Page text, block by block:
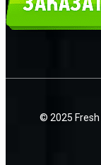
© 2025